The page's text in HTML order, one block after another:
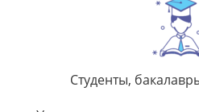
Студенты,